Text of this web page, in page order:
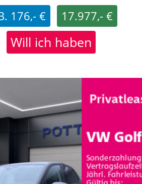
176,- € 17.977,- €
Will ich haben